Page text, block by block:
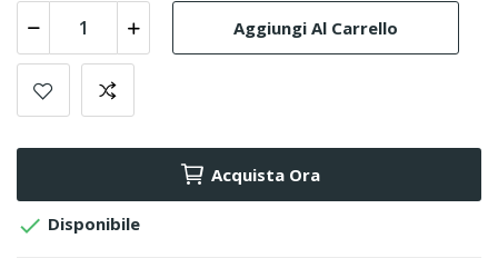
Aggiungi Al Carrello
Acquista Ora
 Disponibile